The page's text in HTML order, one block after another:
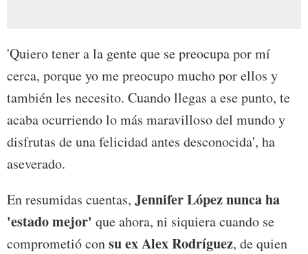
'Quiero tener a la gente que se preocupa por mí
cerca, porque yo me preocupo mucho por ellos y
también les necesito. Cuando llegas a ese punto, te
acaba ocurriendo lo más maravilloso del mundo y
disfrutas de una felicidad antes desconocida', ha
aseverado.
En resumidas cuentas, Jennifer López nunca ha
'estado mejor' que ahora, ni siquiera cuando se
comprometió consu ex Alex Rodríguez, de quien